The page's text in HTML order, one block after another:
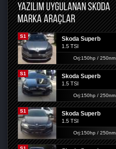
YAZILIM UYGULANAN SKODA
MARKA ARAÇLAR
S1 Skoda Superb
1.5 TSI
Orj:150hp / 250nm
S1 Skoda Superb
1.5 TSI
Orj:150hp / 250nm
S1 Skoda Superb
1.5 TSI
Orj:150hp / 250nm